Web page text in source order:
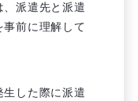
、派遣先と派遣
前に理解して
した際に派遣